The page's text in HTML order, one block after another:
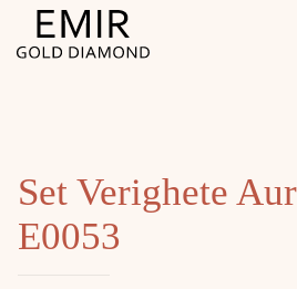
Set Verighete
E0053